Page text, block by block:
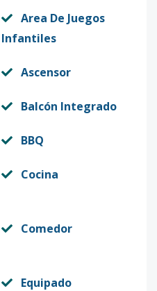
Area De Juegos
Infantiles
Ascensor
Balcón Integrado
BBQ
Cocina
Comedor
Equipado